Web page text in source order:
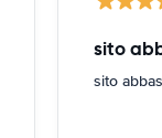
sito
sito